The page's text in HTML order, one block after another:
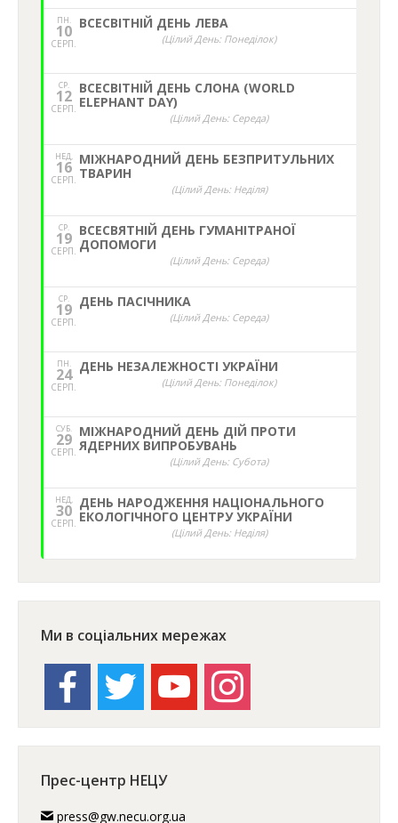
ПН.
10
СЕРП.
ВСЕСВІТНІЙ ДЕНЬ ЛЕВА
(Цілий День: Понеділок)
СР.
12
СЕРП.
ВСЕСВІТНІЙ ДЕНЬ СЛОНА (WORLD
ELEPHANT DAY)
(Цілий День: Середа)
НЕД,
16
СЕРП.
МІЖНАРОДНИЙ ДЕНЬ БЕЗПРИТУЛЬНИХ
ТВАРИН
(Цілий День: Неділя)
СР.
19
СЕРП.
ВСЕСВЯТНІЙ ДЕНЬ ГУМАНІТРАНОЇ
ДОПОМОГИ
(Цілий День: Середа)
СР.
19
СЕРП.
ДЕНЬ ПАСІЧНИКА
(Цілий День: Середа)
ПН.
24
СЕРП.
ДЕНЬ НЕЗАЛЕЖНОСТІ УКРАЇНИ
(Цілий День: Понеділок)
СУБ.
29
СЕРП.
МІЖНАРОДНИЙ ДЕНЬ ДІЙ ПРОТИ
ЯДЕРНИХ ВИПРОБУВАНЬ
(Цілий День: Субота)
НЕД,
30
СЕРП.
ДЕНЬ НАРОДЖЕННЯ НАЦІОНАЛЬНОГО
ЕКОЛОГІЧНОГО ЦЕНТРУ УКРАЇНИ
(Цілий День: Неділя)
Ми в соціальних мережах
facebook twitter youtube instagram
Прес-центр НЕЦУ
press@gw.necu.org.ua